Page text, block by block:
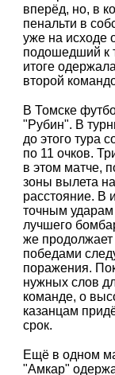
вперёд, но, в
пенальти в
уже на исходе
подошедший к
итоге
второй
В Томске
"Рубин". В
до этого тура
по 11 очков.
в этом матче,
зоны вылета
расстояние. В
точным
лучшего
же
победами
поражения.
нужных слов
команде, о
казанцам
срок.
Ещё в одном
"Амкар"